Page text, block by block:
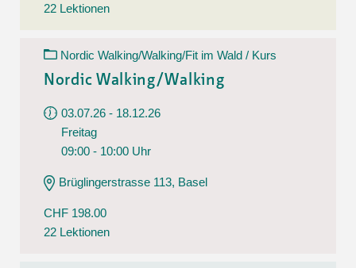
22 Lektionen
Nordic Walking/Walking/Fit im Wald / Kurs
Nordic Walking/Walking
03.07.26 - 18.12.26
Freitag
09:00 - 10:00 Uhr
Brüglingerstrasse 113, Basel
CHF 198.00
22 Lektionen